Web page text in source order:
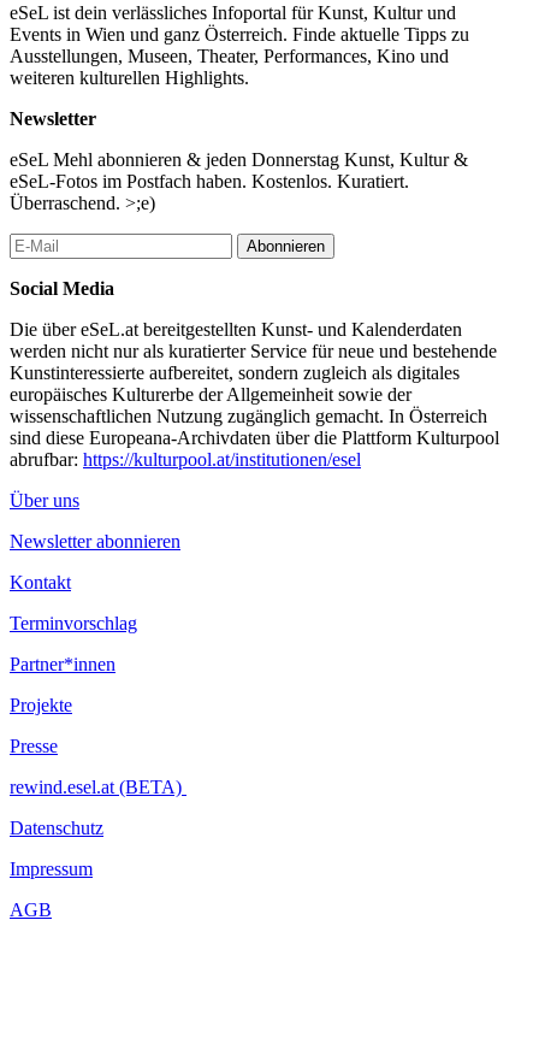
eSeL ist dein verlässliches Infoportal für Kunst, Kultur und
Events in Wien und ganz Österreich. Finde aktuelle Tipps zu
Ausstellungen, Museen, Theater, Performances, Kino und
weiteren kulturellen Highlights.
Newsletter
eSeL Mehl abonnieren & jeden Donnerstag Kunst, Kultur &
eSeL-Fotos im Postfach haben. Kostenlos. Kuratiert.
Überraschend. >;e)
Abonnieren
Social Media
Die über eSeL.at bereitgestellten Kunst- und Kalenderdaten
werden nicht nur als kuratierter Service für neue und bestehende
Kunstinteressierte aufbereitet, sondern zugleich als digitales
europäisches Kulturerbe der Allgemeinheit sowie der
wissenschaftlichen Nutzung zugänglich gemacht. In Österreich
sind diese Europeana-Archivdaten über die Plattform Kulturpool
abrufbar: https://kulturpool.at/institutionen/esel
Über uns
Newsletter abonnieren
Kontakt
Terminvorschlag
Partner*innen
Projekte
Presse
rewind.esel.at (BETA)
Datenschutz
Impressum
AGB